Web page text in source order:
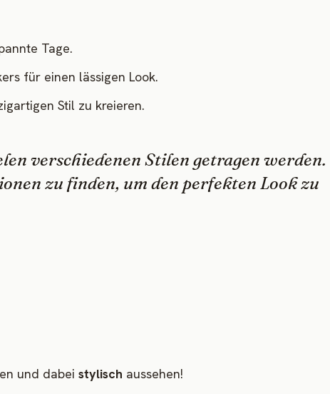
Tage.
für einen lässigen Look.
Stil zu kreieren.
verschiedenen Stilen getragen werden.
zu finden, um den perfekten Look zu
und dabei stylisch aussehen!